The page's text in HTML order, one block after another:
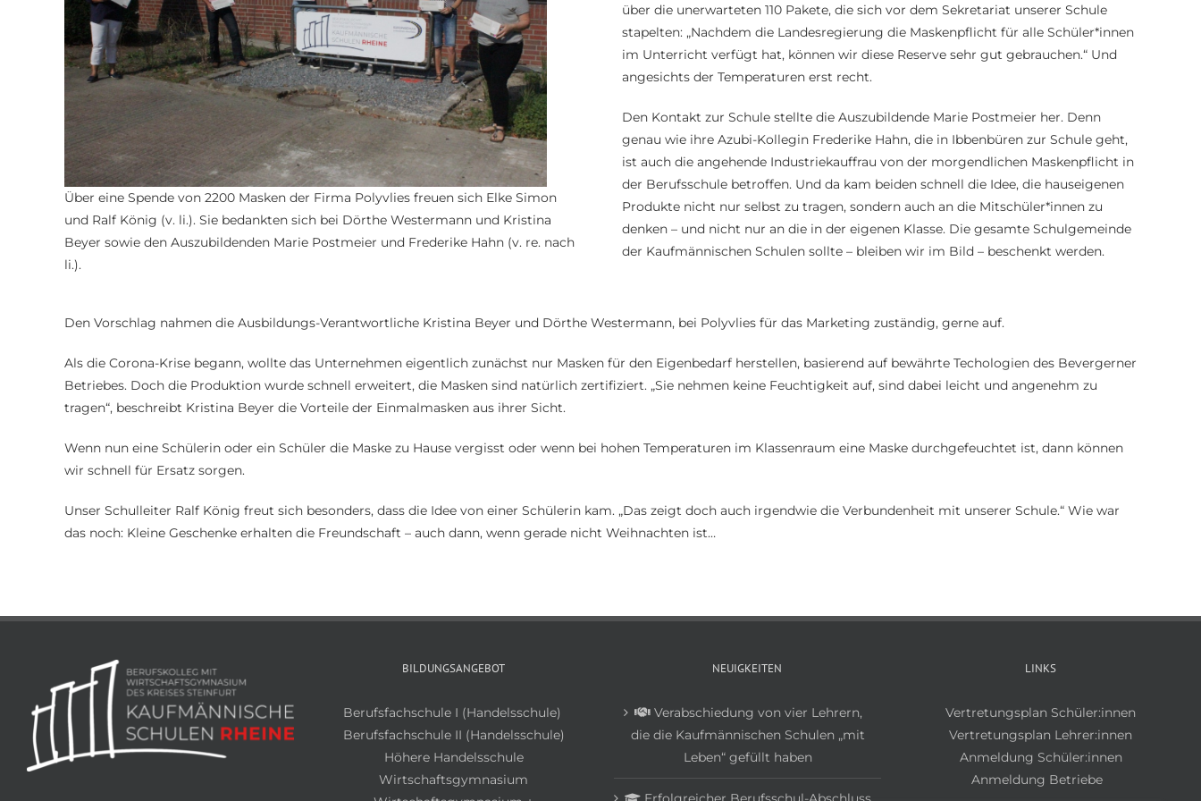
Über eine Spende von 2200 Masken der Firma Polyvlies freuen sich Elke Simon
und Ralf König (v. li.). Sie bedankten sich bei Dörthe Westermann und Kristina
Beyer sowie den Auszubildenden Marie Postmeier und Frederike Hahn (v. re. nach
li.).
über die unerwarteten 110 Pakete, die sich vor dem Sekretariat unserer Schule
stapelten: „Nachdem die Landesregierung die Maskenpflicht für alle Schüler*innen
im Unterricht verfügt hat, können wir diese Reserve sehr gut gebrauchen.“ Und
angesichts der Temperaturen erst recht.
Den Kontakt zur Schule stellte die Auszubildende Marie Postmeier her. Denn
genau wie ihre Azubi-Kollegin Frederike Hahn, die in Ibbenbüren zur Schule geht,
ist auch die angehende Industriekauffrau von der morgendlichen Maskenpflicht in
der Berufsschule betroffen. Und da kam beiden schnell die Idee, die hauseigenen
Produkte nicht nur selbst zu tragen, sondern auch an die Mitschüler*innen zu
denken – und nicht nur an die in der eigenen Klasse. Die gesamte Schulgemeinde
der Kaufmännischen Schulen sollte – bleiben wir im Bild – beschenkt werden.
Den Vorschlag nahmen die Ausbildungs-Verantwortliche Kristina Beyer und Dörthe Westermann, bei Polyvlies für das Marketing zuständig, gerne auf.
Als die Corona-Krise begann, wollte das Unternehmen eigentlich zunächst nur Masken für den Eigenbedarf herstellen, basierend auf bewährte Techologien des Bevergerner
Betriebes. Doch die Produktion wurde schnell erweitert, die Masken sind natürlich zertifiziert. „Sie nehmen keine Feuchtigkeit auf, sind dabei leicht und angenehm zu
tragen“, beschreibt Kristina Beyer die Vorteile der Einmalmasken aus ihrer Sicht.
Wenn nun eine Schülerin oder ein Schüler die Maske zu Hause vergisst oder wenn bei hohen Temperaturen im Klassenraum eine Maske durchgefeuchtet ist, dann können
wir schnell für Ersatz sorgen.
Unser Schulleiter Ralf König freut sich besonders, dass die Idee von einer Schülerin kam. „Das zeigt doch auch irgendwie die Verbundenheit mit unserer Schule.“ Wie war
das noch: Kleine Geschenke erhalten die Freundschaft – auch dann, wenn gerade nicht Weihnachten ist…
BILDUNGSANGEBOT
Berufsfachschule I (Handelsschule)
Berufsfachschule II (Handelsschule)
Höhere Handelsschule
Wirtschaftsgymnasium
NEUIGKEITEN
Verabschiedung von vier Lehrern,
die die Kaufmännischen Schulen „mit
Leben“ gefüllt haben
LINKS
Vertretungsplan Schüler:innen
Vertretungsplan Lehrer:innen
Anmeldung Schüler:innen
Anmeldung Betriebe